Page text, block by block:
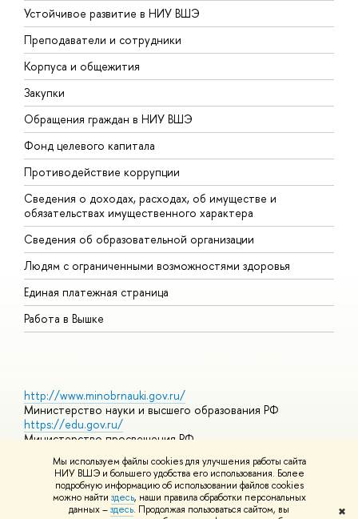
Мы используем файлы cookies для улучшения работы сайта
НИУ ВШЭ и большего удобства его использования. Более
подробную информацию об использовании файлов cookies
можно найти здесь, наши правила обработки персональных
данных –здесь. Продолжая пользоваться сайтом, вы
✖
Устойчивое развитие в НИУ ВШЭ
Преподаватели и сотрудники
Корпуса и общежития
Закупки
Обращения граждан в НИУ ВШЭ
Фонд целевого капитала
Противодействие коррупции
Сведения о доходах, расходах, об имуществе и
обязательствах имущественного характера
Сведения об образовательной организации
Людям с ограниченными возможностями здоровья
Единая платежная страница
Работа в Вышке
http://www.minobrnauki.gov.ru/
Министерство науки и высшего образования РФ
https://edu.gov.ru/
Министерство просвещения РФ
https://elearning.hse.ru/mooc
Массовые открытые онлайн-курсы
© НИУ ВШЭ 1993–2026 Адреса и контактыУсловия